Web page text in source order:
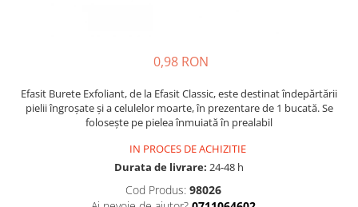
Supliment Complexe
Supliment Fier
Supliment Vitamina B
Supliment Vitamina C
0,98 RON
Efasit Burete Exfoliant, de la Efasit Classic, este destinat îndepărtării
pielii îngroșate și a celulelor moarte, în prezentare de 1 bucată. Se
folosește pe pielea înmuiată în prealabil
IN PROCES DE ACHIZITIE
Durata de livrare: 24-48 h
Cod Produs: 98026